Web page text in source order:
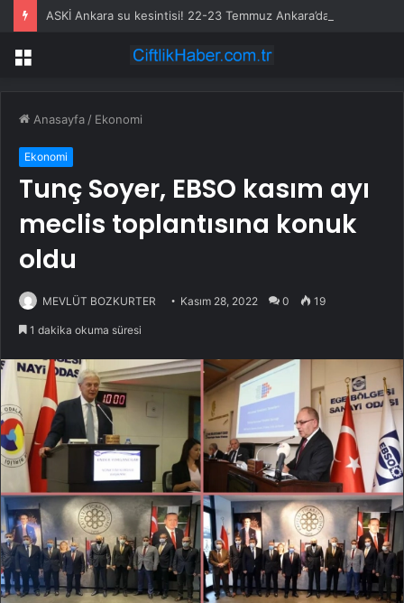
Menü
Anasayfa / Ekonomi
Ekonomi
Tunç Soyer, EBSO kasım ayı
meclis toplantısına konuk
oldu
MEVLÜT BOZKURTER Kasım 28, 2022 0 19
1 dakika okuma süresi